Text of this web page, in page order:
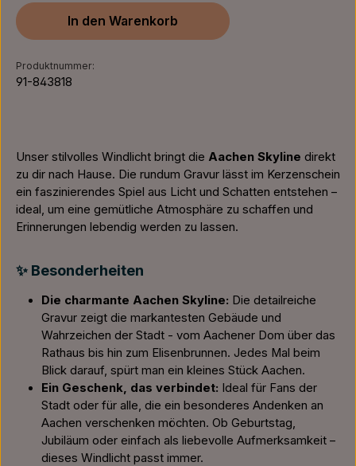
In den Warenkorb
Produktnummer:
91-843818
Unser stilvolles Windlicht bringt die Aachen Skyline direkt
zu dir nach Hause. Die rundum Gravur lässt im Kerzenschein
ein faszinierendes Spiel aus Licht und Schatten entstehen –
ideal, um eine gemütliche Atmosphäre zu schaffen und
Erinnerungen lebendig werden zu lassen.
✨ Besonderheiten
Die charmante Aachen Skyline: Die detailreiche
Gravur zeigt die markantesten Gebäude und
Wahrzeichen der Stadt - vom Aachener Dom über das
Rathaus bis hin zum Elisenbrunnen. Jedes Mal beim
Blick darauf, spürt man ein kleines Stück Aachen.
Ein Geschenk, das verbindet: Ideal für Fans der
Stadt oder für alle, die ein besonderes Andenken an
Aachen verschenken möchten. Ob Geburtstag,
Jubiläum oder einfach als liebevolle Aufmerksamkeit –
dieses Windlicht passt immer.